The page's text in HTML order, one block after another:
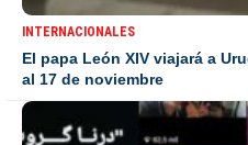
INTERNACIONALES
El papa León XIV viajará a
al 17 de noviembre